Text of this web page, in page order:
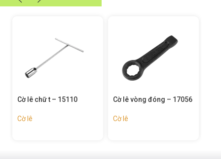
Cờ lê vòng đóng – 17056
Cờ lê
Cờ lê giàn giáo – 15292
Cờ lê